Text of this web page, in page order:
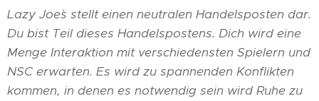
Lazy Joe`s stellt einen neutralen Handelsposten dar.
Du bist Teil dieses Handelspostens. Dich wird eine
Menge Interaktion mit verschiedensten Spielern und
NSC erwarten. Es wird zu spannenden Konflikten
kommen, in denen es notwendig sein wird Ruhe zu